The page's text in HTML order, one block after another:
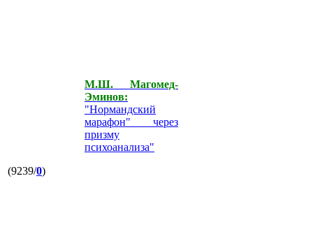
М.Ш. Магомед-
Эминов:
"Нормандский
марафон" через
призму
психоанализа"
(9239/0)